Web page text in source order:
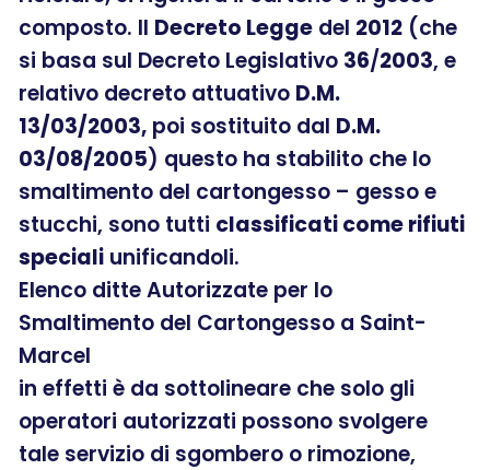
composto. Il Decreto Legge del 2012 (che
si basa sul Decreto Legislativo 36/2003, e
relativo decreto attuativo D.M.
13/03/2003, poi sostituito dal D.M.
03/08/2005) questo ha stabilito che lo
smaltimento del cartongesso – gesso e
stucchi, sono tutti classificati come rifiuti
speciali unificandoli.
Elenco ditte Autorizzate per lo
Smaltimento del Cartongesso a Saint-
Marcel
in effetti è da sottolineare che solo gli
operatori autorizzati possono svolgere
tale servizio di sgombero o rimozione,